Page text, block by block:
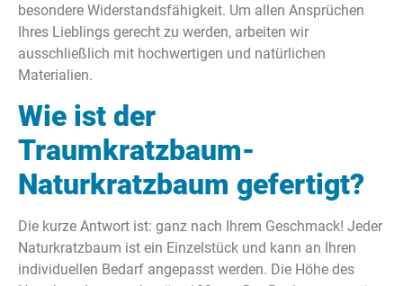
besondere Widerstandsfähigkeit. Um allen Ansprüchen
Ihres Lieblings gerecht zu werden, arbeiten wir
ausschließlich mit hochwertigen und natürlichen
Materialien.
Wie ist der
Traumkratzbaum-
Naturkratzbaum gefertigt?
Die kurze Antwort ist: ganz nach Ihrem Geschmack! Jeder
Naturkratzbaum ist ein Einzelstück und kann an Ihren
individuellen Bedarf angepasst werden. Die Höhe des